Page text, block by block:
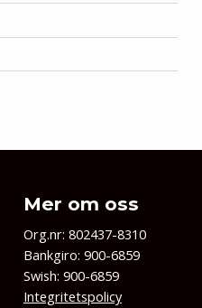
Mer om oss
Org.nr: 802437-8310
Bankgiro: 900-6859
Swish: 900-6859
Integritetspolicy